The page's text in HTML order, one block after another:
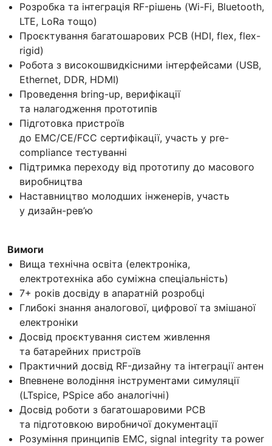
Розробка та інтеграція RF-рішень (Wi-Fi, Bluetooth,
LTE, LoRa тощо)
Проєктування багатошарових PCB (HDI, flex, flex-
rigid)
Робота з високошвидкісними інтерфейсами (USB,
Ethernet, DDR, HDMI)
Проведення bring-up, верифікації
та налагодження прототипів
Підготовка пристроїв
до EMC/CE/FCC сертифікації, участь у pre-
compliance тестуванні
Підтримка переходу від прототипу до масового
виробництва
Наставництво молодших інженерів, участь
у дизайн-рев’ю
Вимоги
Вища технічна освіта (електроніка,
електротехніка або суміжна спеціальність)
7+ років досвіду в апаратній розробці
Глибокі знання аналогової, цифрової та змішаної
електроніки
Досвід проєктування систем живлення
та батарейних пристроїв
Практичний досвід RF-дизайну та інтеграції антен
Впевнене володіння інструментами симуляції
(LTspice, PSpice або аналогічні)
Досвід роботи з багатошаровими PCB
та підготовкою виробничої документації
Розуміння принципів EMC, signal integrity та power